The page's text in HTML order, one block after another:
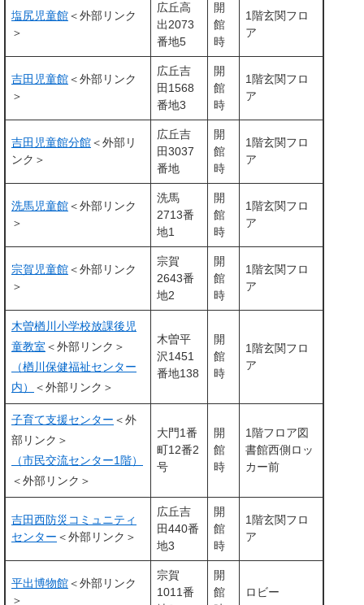
塩尻児童館＜外部リンク
＞
広丘高
出2073
番地5
開
館
時
1階玄関フロ
ア
吉田児童館＜外部リンク
＞
広丘吉
田1568
番地3
開
館
時
1階玄関フロ
ア
吉田児童館分館＜外部リ
ンク＞
広丘吉
田3037
番地
開
館
時
1階玄関フロ
ア
洗馬児童館＜外部リンク
＞
洗馬
2713番
地1
開
館
時
1階玄関フロ
ア
宗賀児童館＜外部リンク
＞
宗賀
2643番
地2
開
館
時
1階玄関フロ
ア
木曽楢川小学校放課後児
童教室 ＜外部リンク＞
（楢川保健福祉センター
内）
＜外部リンク＞
木曽平
沢1451
番地138
開
館
時
1階玄関フロ
ア
子育て支援センター ＜外
部リンク＞
（市民交流センター1階）
＜外部リンク＞
大門1番
町12番2
号
開
館
時
1階フロア図
書館西側ロッ
カー前
吉田西防災コミュニティ
センター ＜外部リンク＞
広丘吉
田440番
地3
開
館
時
1階玄関フロ
ア
平出博物館＜外部リンク
＞
宗賀
1011番
開
館
ロビー